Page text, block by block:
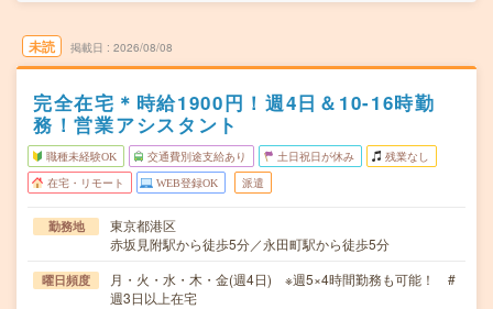
未読 掲載日 2026/08/08
完全在宅＊時給1900円！週4日＆10-16時勤
務！営業アシスタント
職種未経験OK 交通費別途支給あり 土日祝日が休み 残業なし
在宅・リモート WEB登録OK 派遣
勤務地
東京都港区
赤坂見附駅から徒歩5分／永田町駅から徒歩5分
曜日頻度
月・火・水・木・金(週4日) ※週5×4時間勤務も可能！ #
週3日以上在宅